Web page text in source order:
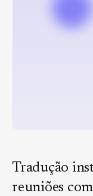
Tradução
reuniões